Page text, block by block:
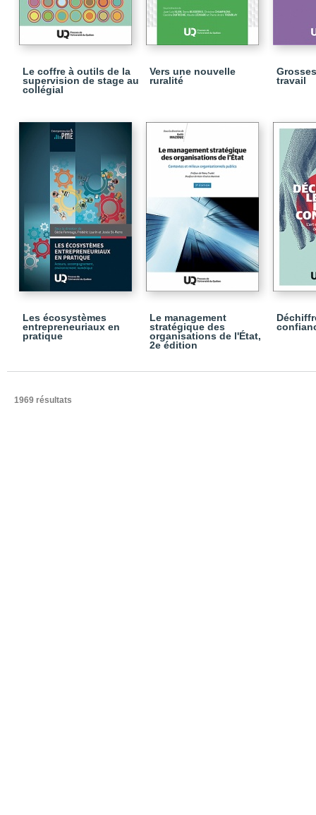
Le coffre à outils de la
supervision de stage au
collégial
Vers une nouvelle
ruralité
travail
Les écosystèmes
entrepreneuriaux en
pratique
Le management
stratégique des
organisations de l'État,
2e édition
1969 résultats